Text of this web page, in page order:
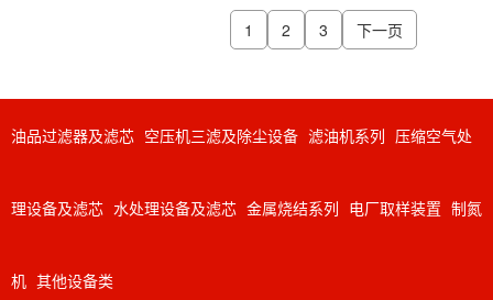
1 2 3 下一页
油品过滤器及滤芯 空压机三滤及除尘设备 滤油机系列 压缩空气处
理设备及滤芯 水处理设备及滤芯 金属烧结系列 电厂取样装置 制氮
机 其他设备类